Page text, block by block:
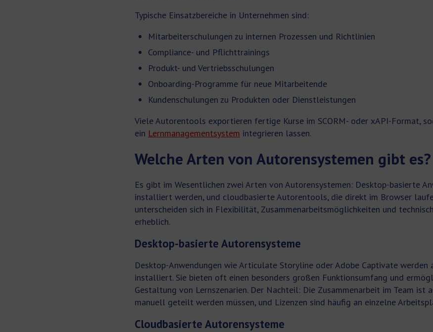
Typische Einsatzbereiche in Unternehmen sind:
Mitarbeiterschulungen zu internen Prozessen und Richtlinien
Compliance- und Pflichttrainings
Produkt- und Vertriebsschulungen
Onboarding-Programme für neue Mitarbeitende
Kundenschulungen zu Produkten oder Dienstleistungen
Viele Autorentools exportieren fertige Kurse im SCORM- oder xAPI-Format,
ein Lernmanagementsystem integrieren lassen.
Welche Arten von Autorensystemen gibt es?
Es gibt im Wesentlichen zwei Arten von Autorensystemen: Desktop-basierte
installiert werden, und cloudbasierte Autorentools, die direkt im Browser
unterscheiden sich in Flexibilität, Zusammenarbeitsmöglichkeiten und
erheblich.
Desktop-basierte Autorensysteme
Desktop-Anwendungen wie Articulate Storyline oder Adobe Captivate werden
installiert. Sie bieten oft einen besonders großen Funktionsumfang und
Gestaltung von Lernszenarien. Der Nachteil: Die Zusammenarbeit im Team ist
manuell geteilt werden müssen, und Lizenzen sind häufig an einzelne
Cloudbasierte Autorensysteme